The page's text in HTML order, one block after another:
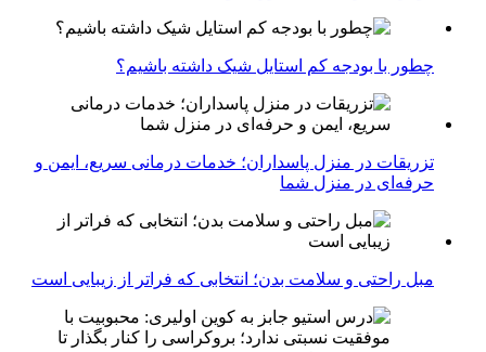
چطور با بودجه کم استایل شیک داشته باشیم؟
تزریقات در منزل پاسداران؛ خدمات درمانی سریع، ایمن و
حرفه‌ای در منزل شما
مبل راحتی و سلامت بدن؛ انتخابی که فراتر از زیبایی است